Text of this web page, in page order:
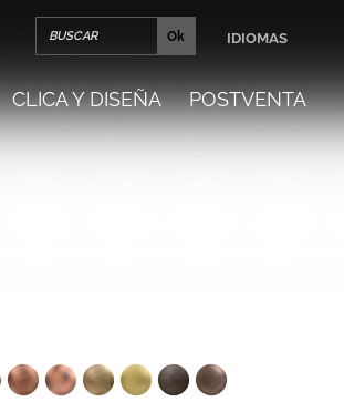
CLICA Y DISEÑA POSTVENTA
IDIOMAS